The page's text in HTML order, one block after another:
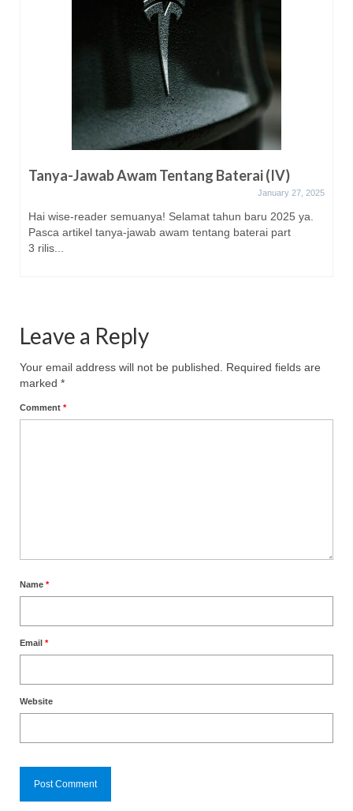
Tanya-Jawab Awam Tentang Baterai (IV)
January 27, 2025
Hai wise-reader semuanya! Selamat tahun baru 2025 ya.
Pasca artikel tanya-jawab awam tentang baterai part
3 rilis...
Leave a Reply
Your email address will not be published. Required fields are
marked *
Comment *
Name *
Email *
Website